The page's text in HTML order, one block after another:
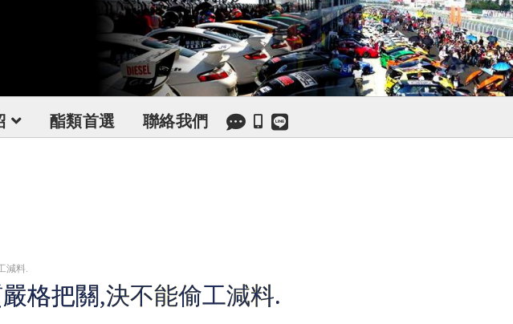
酯類首選 聯絡我們
減料.
格把關,決不能偷工減料.